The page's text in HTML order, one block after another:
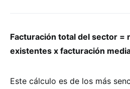
Facturación total del sector =
existentes x facturación
Este cálculo es de los más